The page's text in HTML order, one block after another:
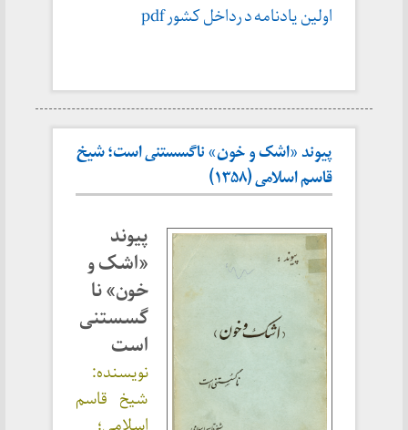
اولین یادنامه د رداخل کشور pdf
پیوند «اشک و خون» ناگسستنی است؛ شیخ
قاسم اسلامی (۱۳۵۸)
پیوند
«اشک و
خون» نا
گسستنی
است
نویسنده:
شیخ قاسم